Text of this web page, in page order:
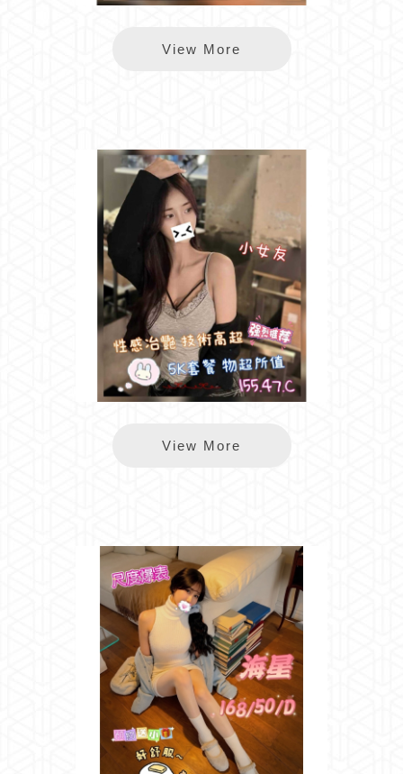
長春冰塊
View More
長春小女友
View More